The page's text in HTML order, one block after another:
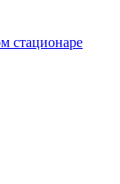
стационаре